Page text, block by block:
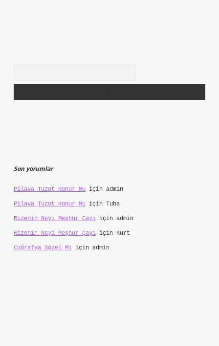
Son yorumlar
Pilava Tuzot Konur Mu için admin
Pilava Tuzot Konur Mu için Tuba
Rizenin Neyi Meşhur Çayı için admin
Rizenin Neyi Meşhur Çayı için Kurt
Coğrafya Sözel Mi için admin